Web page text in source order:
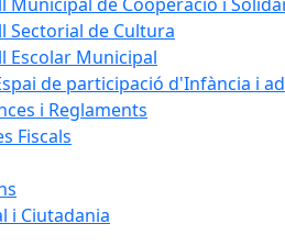
Sectorial de Cultura
Escolar Municipal
de participació d'Infància i
i Reglaments
Fiscals
i Ciutadania